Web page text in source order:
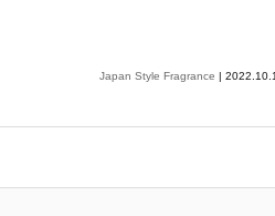
Japan Style Fragrance |